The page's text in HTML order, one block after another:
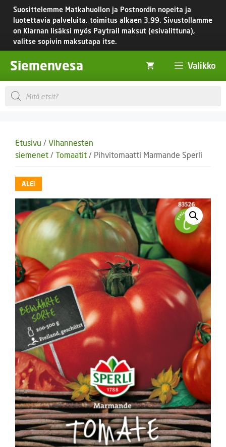
Siirry
sisältöön
Suosittelemme Matkahuollon ja Postnordin nopeita ja
luotettavia palveluita, toimitus alkaen 3,99. Sivustollamme
on Klarnan lisäksi myös Paytrail maksut (esivalittuna),
valitse sopivin maksutapa itse.
Siemenvesa Valikko
Products
search
Etusivu / Vihannesten
siemenet / Tomaatit / Pihvitomaatti Marmande Sperli
ALE!